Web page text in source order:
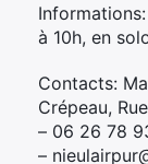
à 10h, en
Contacts:
Crépeau,
– 06 26 78
–